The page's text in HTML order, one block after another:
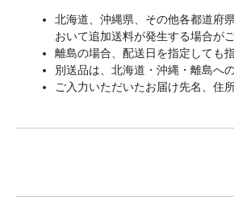
北海道、沖縄県、その他各都道府
おいて追加送料が発生する場合が
離島の場合、配送日を指定しても
別送品は、北海道・沖縄・離島へ
ご入力いただいたお届け先名、住